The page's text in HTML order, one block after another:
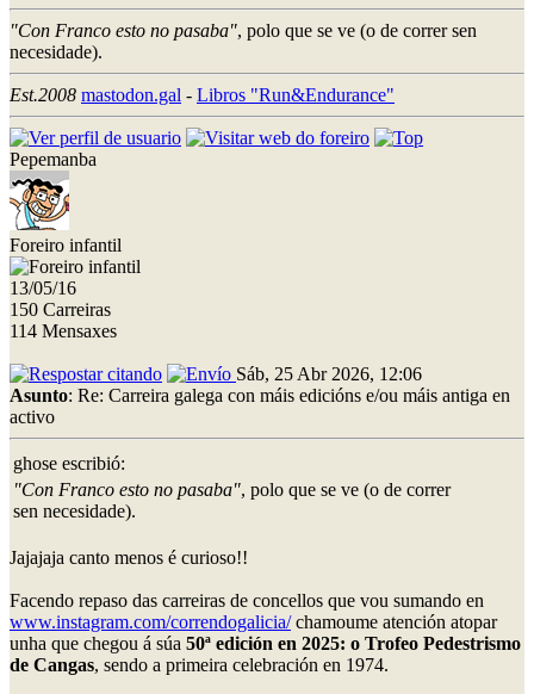
"Con Franco esto no pasaba", polo que se ve (o de correr sen
necesidade).
Est.2008 mastodon.gal - Libros "Run&Endurance"
Pepemanba
Foreiro infantil
13/05/16
150 Carreiras
114 Mensaxes
Sáb, 25 Abr 2026, 12:06
Asunto: Re: Carreira galega con máis edicións e/ou máis antiga en
activo
ghose escribió:
"Con Franco esto no pasaba", polo que se ve (o de correr
sen necesidade).
Jajajaja canto menos é curioso!!
Facendo repaso das carreiras de concellos que vou sumando en
www.instagram.com/correndogalicia/chamoume atención atopar
unha que chegou á súa 50ª edición en 2025: o Trofeo Pedestrismo
de Cangas, sendo a primeira celebración en 1974.